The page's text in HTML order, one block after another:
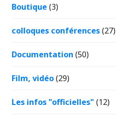
Boutique (3)
colloques conférences(27)
Documentation (50)
Film, vidéo(29)
Les infos "officielles" (12)